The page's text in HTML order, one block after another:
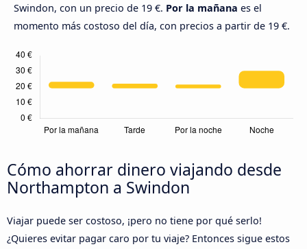
Swindon, con un precio de 19 €. Por la mañana es el
momento más costoso del día, con precios a partir de 19 €.
Cómo ahorrar dinero viajando desde
Northampton a Swindon
Viajar puede ser costoso, ¡pero no tiene por qué serlo!
¿Quieres evitar pagar caro por tu viaje? Entonces sigue estos